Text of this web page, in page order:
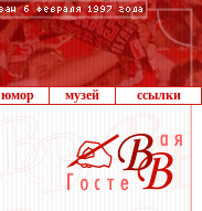
юмор музей ссылки